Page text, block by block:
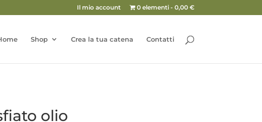
Il mio account 0 elementi 0,00 €
Shop Crea la tua catena Contatti
olio